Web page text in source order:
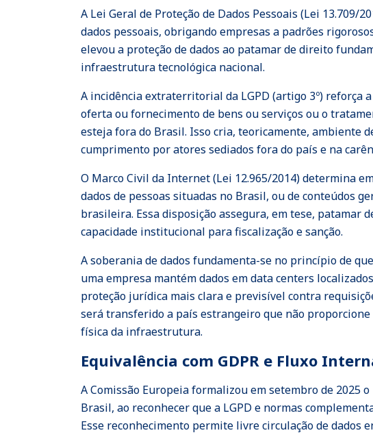
A Lei Geral de Proteção de Dados Pessoais (Lei
dados pessoais, obrigando empresas a padrões
elevou a proteção de dados ao patamar de direito
infraestrutura tecnológica nacional.
A incidência extraterritorial da LGPD (artigo 3º)
oferta ou fornecimento de bens ou serviços ou o
esteja fora do Brasil. Isso cria, teoricamente, ambiente
cumprimento por atores sediados fora do país e na
O Marco Civil da Internet (Lei 12.965/2014) determina
dados de pessoas situadas no Brasil, ou de conteúdos
brasileira. Essa disposição assegura, em tese, patamar
capacidade institucional para fiscalização e sanção.
A soberania de dados fundamenta-se no princípio de
uma empresa mantém dados em data centers
proteção jurídica mais clara e previsível contra
será transferido a país estrangeiro que não
física da infraestrutura.
Equivalência com GDPR e Fluxo
A Comissão Europeia formalizou em setembro de 2025
Brasil, ao reconhecer que a LGPD e normas
Esse reconhecimento permite livre circulação de dados